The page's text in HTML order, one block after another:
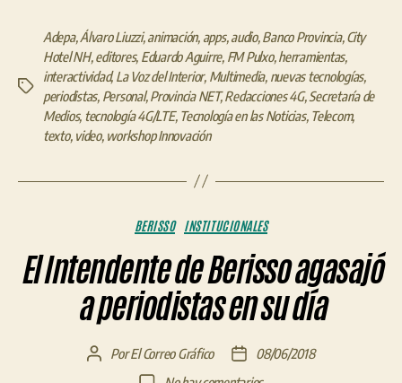
Etiquetas
Adepa,Álvaro Liuzzi,animación, apps,audio,Banco Provincia,City
Hotel NH,editores, Eduardo Aguirre, FM Pulxo,herramientas,
interactividad,La Voz del Interior, Multimedia, nuevas tecnologías,
periodistas, Personal,Provincia NET,Redacciones 4G,Secretaría de
Medios, tecnología 4G/LTE, Tecnología en las Noticias, Telecom,
texto, video, workshop Innovación
Categorías
BERISSO INSTITUCIONALES
El Intendente de Berisso agasajó
a periodistas en su día
AutorPorEl Correo Gráfico
Fecha
de
08/06/2018